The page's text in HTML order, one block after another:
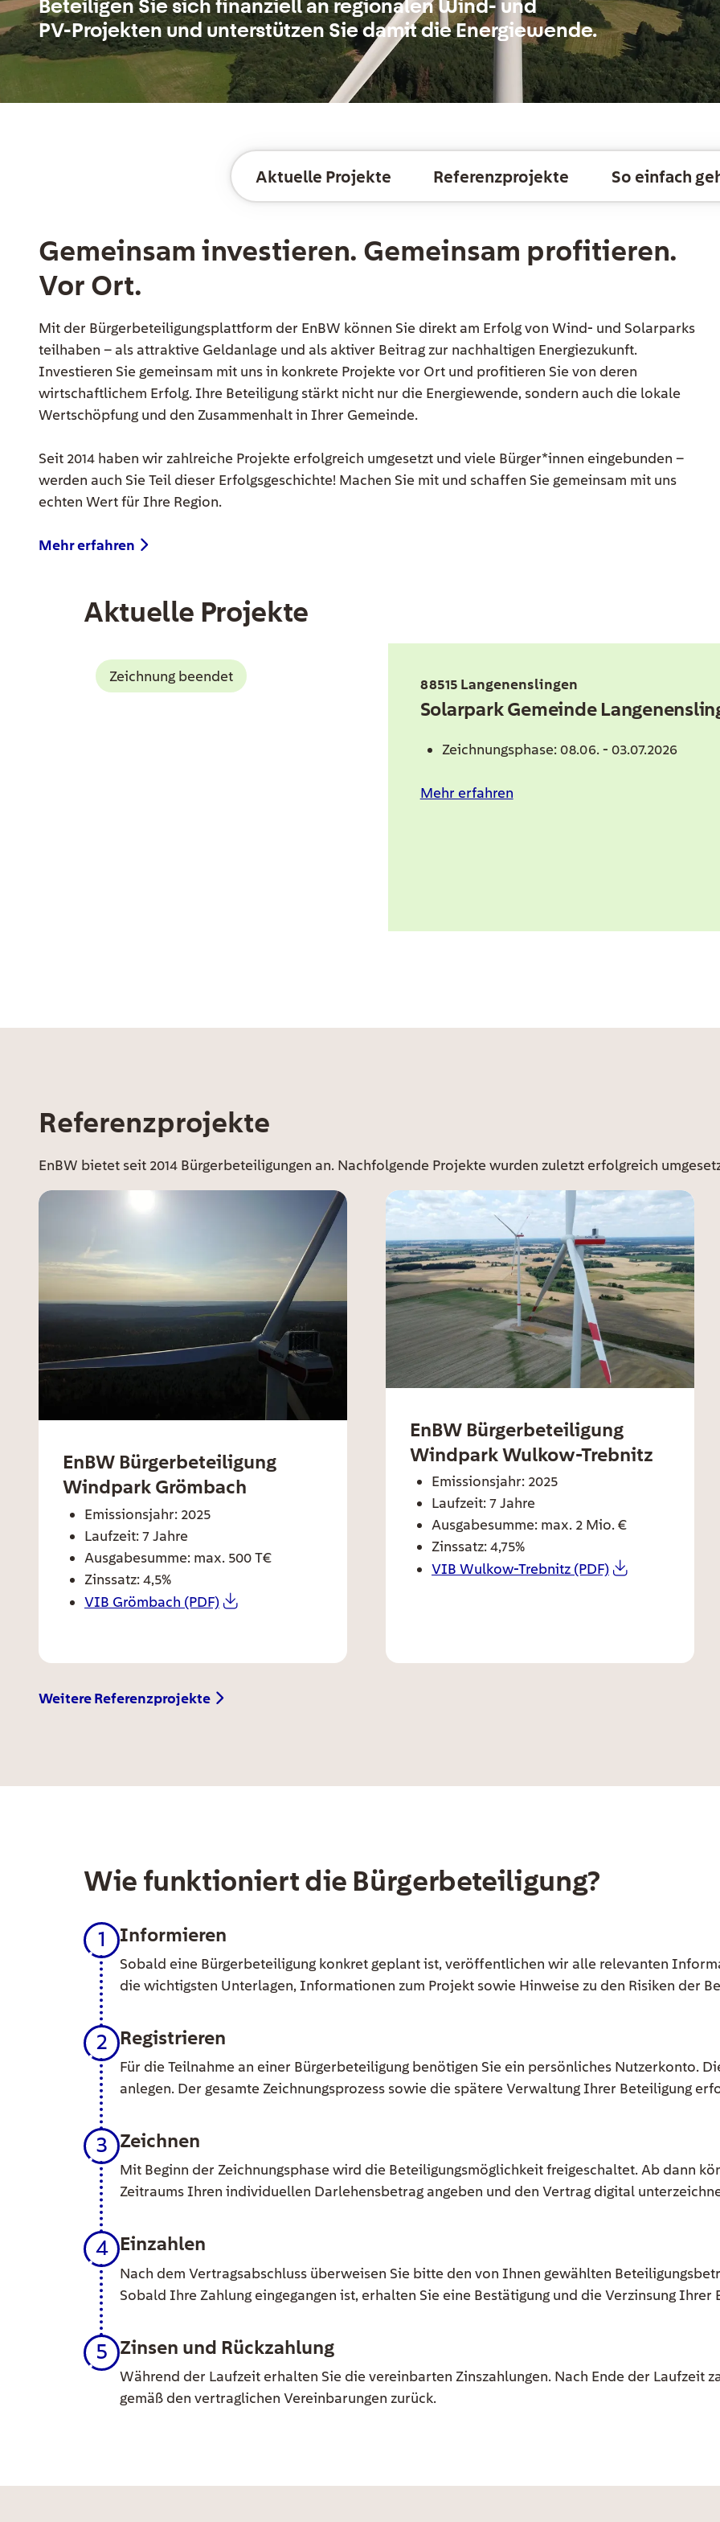
Beteiligen Sie sich finanziell an regionalen Wind- und
PV-Projekten und unterstützen Sie damit die Energiewende.
Seitennavigation
Aktuelle Projekte Referenzprojekte So einfach
Gemeinsam investieren. Gemeinsam profitieren.
Vor Ort.
EE Text
Mit der Bürgerbeteiligungsplattform der EnBW können Sie direkt am Erfolg von Wind- und Solarparks
teilhaben – als attraktive Geldanlage und als aktiver Beitrag zur nachhaltigen Energiezukunft.
Investieren Sie gemeinsam mit uns in konkrete Projekte vor Ort und profitieren Sie von deren
wirtschaftlichem Erfolg. Ihre Beteiligung stärkt nicht nur die Energiewende, sondern auch die lokale
Wertschöpfung und den Zusammenhalt in Ihrer Gemeinde.
Seit 2014 haben wir zahlreiche Projekte erfolgreich umgesetzt und viele Bürger*innen eingebunden –
werden auch Sie Teil dieser Erfolgsgeschichte! Machen Sie mit und schaffen Sie gemeinsam mit uns
echten Wert für Ihre Region.
Mehr erfahren
EE Text
Aktuelle Projekte
88515 Langenenslingen
Solarpark Gemeinde
Zeichnungsphase: 08.06. - 03.07.2026
Mehr erfahren
Referenzprojekte
EE Text
EnBW bietet seit 2014 Bürgerbeteiligungen an. Nachfolgende Projekte wurden zuletzt erfolgreich
ee card title
EnBW Bürgerbeteiligung
Windpark Grömbach
ee card text
Emissionsjahr: 2025
Laufzeit: 7 Jahre
Ausgabesumme: max. 500 T€
Zinssatz: 4,5%
VIB Grömbach (PDF)
ee card title
EnBW Bürgerbeteiligung
Windpark Wulkow-Trebnitz
ee card text
Emissionsjahr: 2025
Laufzeit: 7 Jahre
Ausgabesumme: max. 2 Mio. €
Zinssatz: 4,75%
VIB Wulkow-Trebnitz (PDF)
EE Text
Weitere Referenzprojekte
Wie funktioniert die Bürgerbeteiligung?
1 Informieren
Sobald eine Bürgerbeteiligung konkret geplant ist, veröffentlichen wir alle relevanten
die wichtigsten Unterlagen, Informationen zum Projekt sowie Hinweise zu den Risiken der
2 Registrieren
Für die Teilnahme an einer Bürgerbeteiligung benötigen Sie ein persönliches Nutzerkonto.
anlegen. Der gesamte Zeichnungsprozess sowie die spätere Verwaltung Ihrer Beteiligung
3 Zeichnen
Mit Beginn der Zeichnungsphase wird die Beteiligungsmöglichkeit freigeschaltet. Ab dann
Zeitraums Ihren individuellen Darlehensbetrag angeben und den Vertrag digital
4 Einzahlen
Nach dem Vertragsabschluss überweisen Sie bitte den von Ihnen gewählten
Sobald Ihre Zahlung eingegangen ist, erhalten Sie eine Bestätigung und die Verzinsung Ihrer
5 Zinsen und Rückzahlung
Während der Laufzeit erhalten Sie die vereinbarten Zinszahlungen. Nach Ende der Laufzeit
gemäß den vertraglichen Vereinbarungen zurück.